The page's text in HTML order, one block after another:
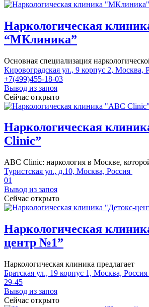
Наркологическая
“МКлиника”
Основная специализация
Кировоградская ул., 9 корпус 2, Москва,
+7(499)455-18-03
Вывод из запоя
Сейчас открыто
Наркологическая
Clinic”
ABC Clinic: наркология в Москве,
Туристская ул., д.10, Москва, Россия
01
Вывод из запоя
Сейчас открыто
Наркологическая
центр №1”
Наркологическая клиника предлагает
Братская ул., 19 корпус 1, Москва, Россия
29-45
Вывод из запоя
Сейчас открыто